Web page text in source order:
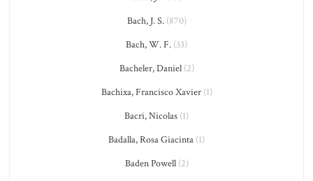
Bach, J. S.(870)
Bach, W. F. (33)
Bacheler, Daniel(2)
Bachixa, Francisco Xavier(1)
Bacri, Nicolas (1)
Badalla, Rosa Giacinta (1)
Baden Powell(2)